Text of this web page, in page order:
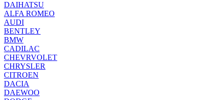
DAIHATSU
ALFA ROMEO
AUDI
BENTLEY
BMW
CADILAC
CHEVRVOLET
CHRYSLER
CITROEN
DACIA
DAEWOO